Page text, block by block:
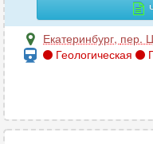
Екатеринбург, пер.
Геологическая